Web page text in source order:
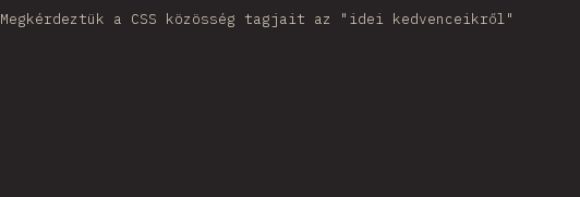
Megkérdeztük a CSS közösség tagjait az "idei kedvenceikről"